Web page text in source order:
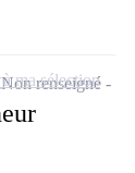
Non renseigné
ma sélection